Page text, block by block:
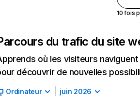
10 fois
du trafic du site
où les visiteurs
découvrir de nouvelles
Ordinateur juin 2026